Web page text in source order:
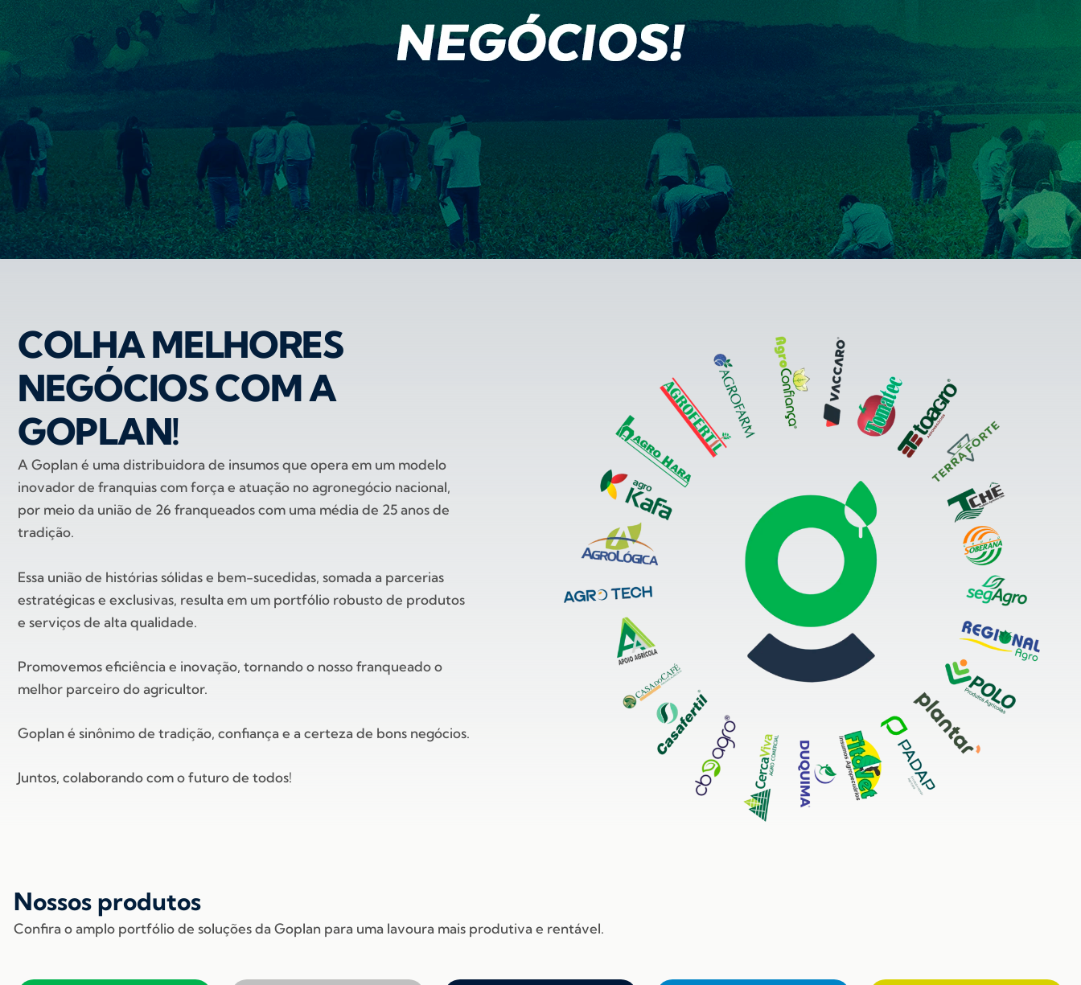
COLHA MELHORES
NEGÓCIOS COM A
GOPLAN!
A Goplan é uma distribuidora de insumos que opera em um modelo
inovador de franquias com força e atuação no agronegócio nacional,
por meio da união de 26 franqueados com uma média de 25 anos de
tradição.
Essa união de histórias sólidas e bem-sucedidas, somada a parcerias
estratégicas e exclusivas, resulta em um portfólio robusto de produtos
e serviços de alta qualidade.
Promovemos eficiência e inovação, tornando o nosso franqueado o
melhor parceiro do agricultor.
Goplan é sinônimo de tradição, confiança e a certeza de bons negócios.
Juntos, colaborando com o futuro de todos!
Nossos produtos
Confira o amplo portfólio de soluções da Goplan para uma lavoura mais produtiva e rentável.